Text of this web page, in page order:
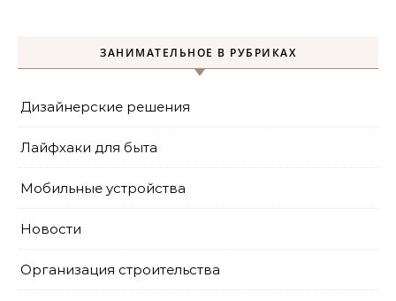
ЗАНИМАТЕЛЬНОЕ В РУБРИКАХ
Дизайнерские решения
Лайфхаки для быта
Мобильные устройства
Новости
Организация строительства